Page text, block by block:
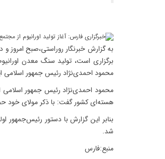
به گزارش خبرنگار روراستی،صبح امروز
برگزاری است، تولید سنگ معدن
محمود احمدی‌نژاد رئیس جمهور اسلامی
محمود احمدی‌نژاد رئیس جمهور اسلامی
هسته‌ای کشور گفت: با ذکر مولای خود
بنابر این گزارش با دستور رئیس‌جمهور
شد.
منبع:فارس